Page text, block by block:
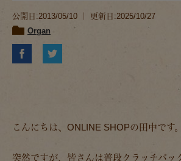
公開日:2013/05/10 ｜ 更新日:2025/10/27
Organ
こんにちは、ONLINE SHOPの田中です。
突然ですが、皆さんは普段クラッチバッ